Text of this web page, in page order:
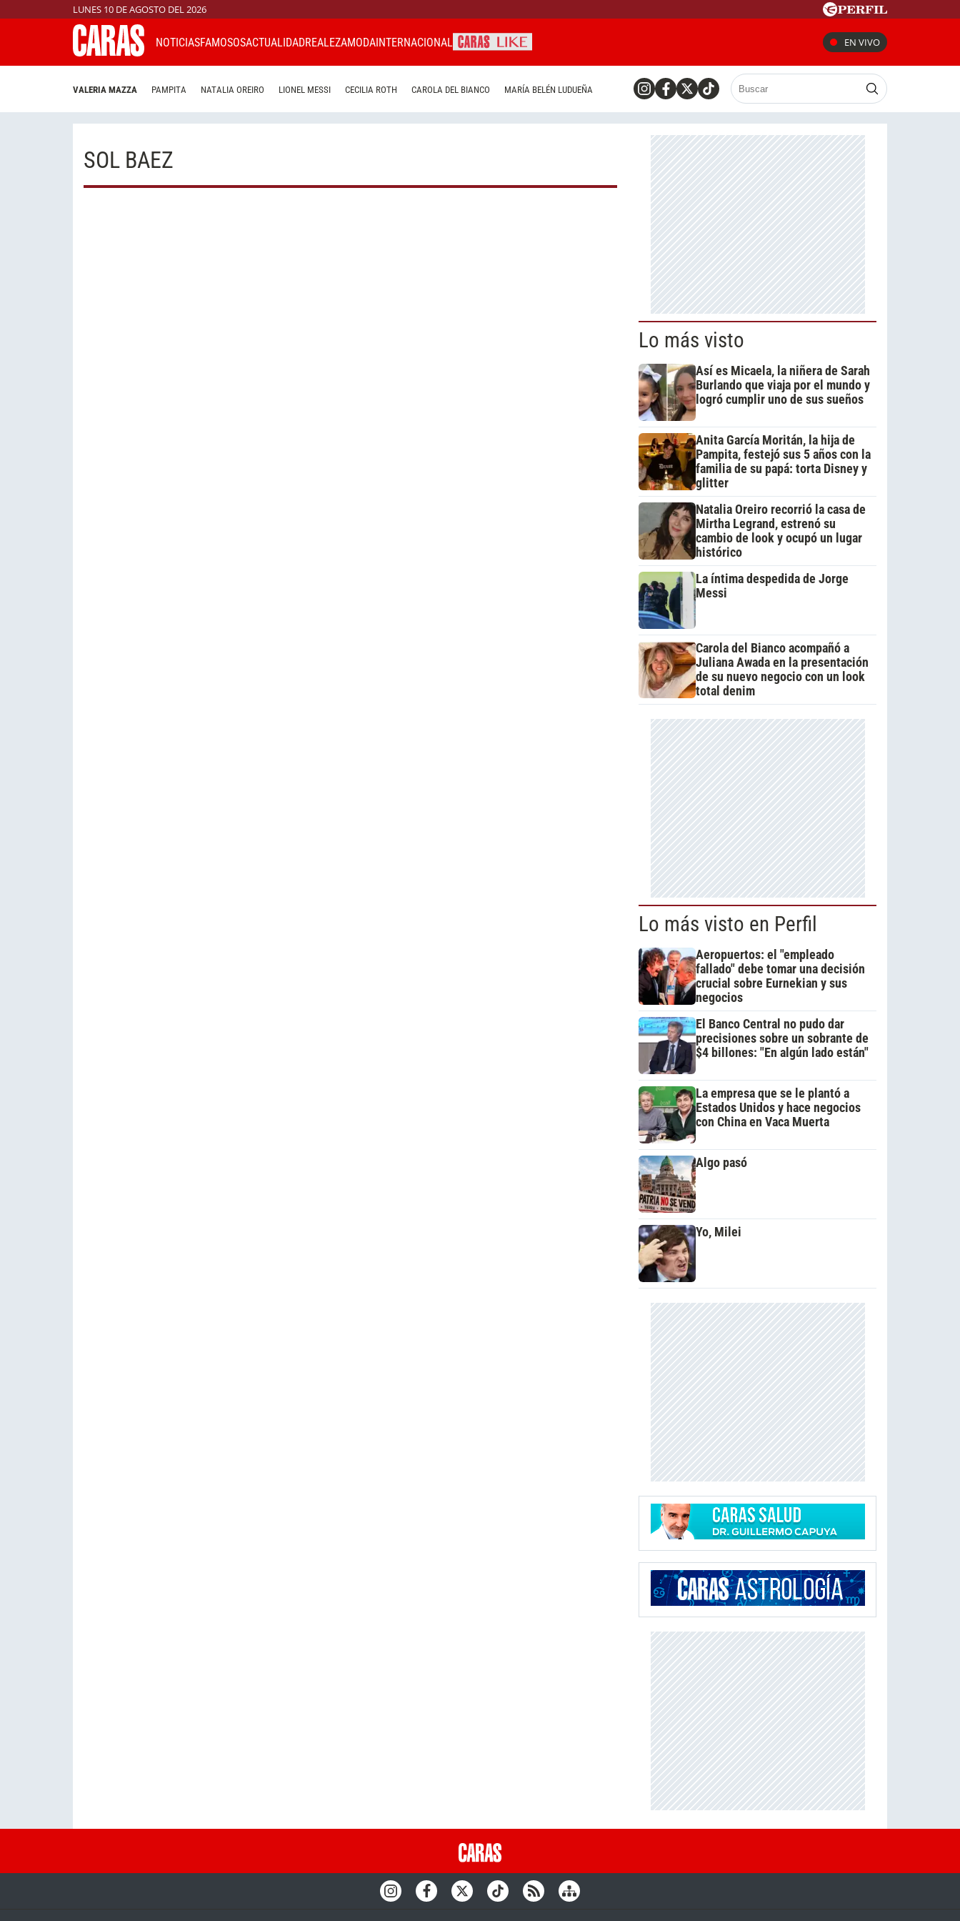
LUNES 10 DE AGOSTO DEL 2026
NOTICIASFAMOSOSACTUALIDADREALEZAMODAINTERNACIONAL EN VIVO
VALERIA MAZZA PAMPITA NATALIA OREIRO LIONEL MESSI CECILIA ROTH CAROLA DEL BIANCO MARÍA BELÉN LUDUEÑA
SOL BAEZ
Lo más visto
Así es Micaela, la niñera de Sarah
Burlando que viaja por el mundo y
logró cumplir uno de sus sueños
Anita García Moritán, la hija de
Pampita, festejó sus 5 años con la
familia de su papá: torta Disney y
glitter
Natalia Oreiro recorrió la casa de
Mirtha Legrand, estrenó su
cambio de look y ocupó un lugar
histórico
La íntima despedida de Jorge
Messi
Carola del Bianco acompañó a
Juliana Awada en la presentación
de su nuevo negocio con un look
total denim
Lo más visto en Perfil
Aeropuertos: el "empleado
fallado" debe tomar una decisión
crucial sobre Eurnekian y sus
negocios
El Banco Central no pudo dar
precisiones sobre un sobrante de
$4 billones: "En algún lado están"
La empresa que se le plantó a
Estados Unidos y hace negocios
con China en Vaca Muerta
Algo pasó
Yo, Milei